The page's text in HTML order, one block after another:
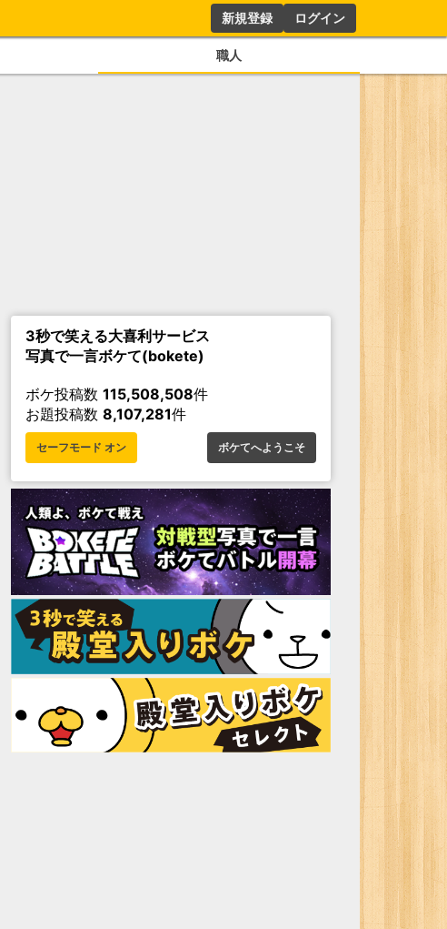
新規登録 ログイン
職人
3秒で笑える大喜利サービス
写真で一言ボケて(bokete)
ボケ投稿数 115,508,508件
お題投稿数 8,107,281件
セーフモード オン ボケてへようこそ